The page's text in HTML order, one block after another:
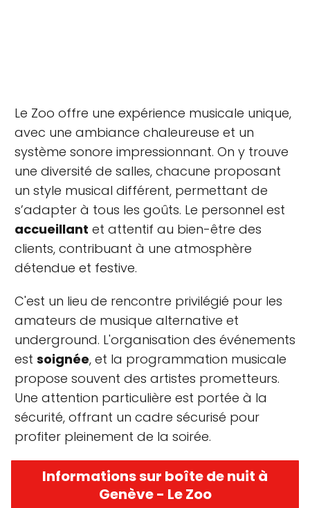
Le Zoo offre une expérience musicale unique,
avec une ambiance chaleureuse et un
système sonore impressionnant. On y trouve
une diversité de salles, chacune proposant
un style musical différent, permettant de
s’adapter à tous les goûts. Le personnel est
accueillant et attentif au bien-être des
clients, contribuant à une atmosphère
détendue et festive.
C'est un lieu de rencontre privilégié pour les
amateurs de musique alternative et
underground. L'organisation des événements
est soignée, et la programmation musicale
propose souvent des artistes prometteurs.
Une attention particulière est portée à la
sécurité, offrant un cadre sécurisé pour
profiter pleinement de la soirée.
Informations sur boîte de nuit à
Genève - Le Zoo